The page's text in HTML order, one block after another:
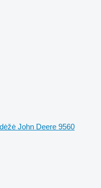
John Deere 9560